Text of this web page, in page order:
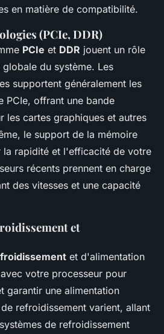
en matière de compatibilité.
(PCIe, DDR)
PCIe et DDR jouent un rôle
du système. Les
supportent généralement les
PCIe, offrant une bande
les cartes graphiques et autres
le support de la mémoire
la rapidité et l'efficacité de votre
récents prennent en charge
des vitesses et une capacité
et
et d'alimentation
votre processeur pour
garantir une alimentation
refroidissement varient, allant
de refroidissement